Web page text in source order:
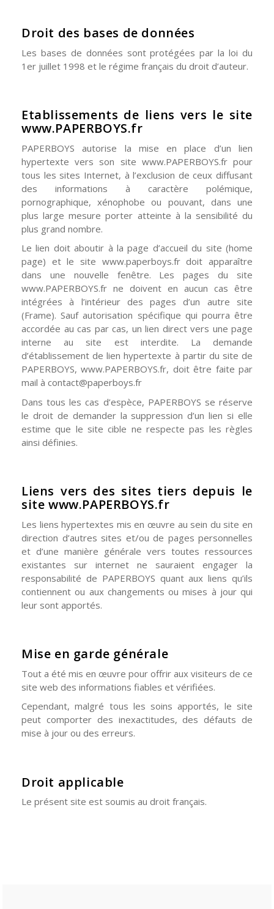
Droit des bases de données
Les bases de données sont protégées par la loi du
1er juillet 1998 et le régime français du droit d’auteur.
Etablissements de liens vers le site
www.PAPERBOYS.fr
PAPERBOYS autorise la mise en place d’un lien
hypertexte vers son site www.PAPERBOYS.fr pour
tous les sites Internet, à l’exclusion de ceux diffusant
des informations à caractère polémique,
pornographique, xénophobe ou pouvant, dans une
plus large mesure porter atteinte à la sensibilité du
plus grand nombre.
Le lien doit aboutir à la page d’accueil du site (home
page) et le site www.paperboys.fr doit apparaître
dans une nouvelle fenêtre. Les pages du site
www.PAPERBOYS.fr ne doivent en aucun cas être
intégrées à l’intérieur des pages d’un autre site
(Frame). Sauf autorisation spécifique qui pourra être
accordée au cas par cas, un lien direct vers une page
interne au site est interdite. La demande
d’établissement de lien hypertexte à partir du site de
PAPERBOYS, www.PAPERBOYS.fr, doit être faite par
mail à contact@paperboys.fr
Dans tous les cas d’espèce, PAPERBOYS se réserve
le droit de demander la suppression d’un lien si elle
estime que le site cible ne respecte pas les règles
ainsi définies.
Liens vers des sites tiers depuis le
site www.PAPERBOYS.fr
Les liens hypertextes mis en œuvre au sein du site en
direction d’autres sites et/ou de pages personnelles
et d’une manière générale vers toutes ressources
existantes sur internet ne sauraient engager la
responsabilité de PAPERBOYS quant aux liens qu’ils
contiennent ou aux changements ou mises à jour qui
leur sont apportés.
Mise en garde générale
Tout a été mis en œuvre pour offrir aux visiteurs de ce
site web des informations fiables et vérifiées.
Cependant, malgré tous les soins apportés, le site
peut comporter des inexactitudes, des défauts de
mise à jour ou des erreurs.
Droit applicable
Le présent site est soumis au droit français.